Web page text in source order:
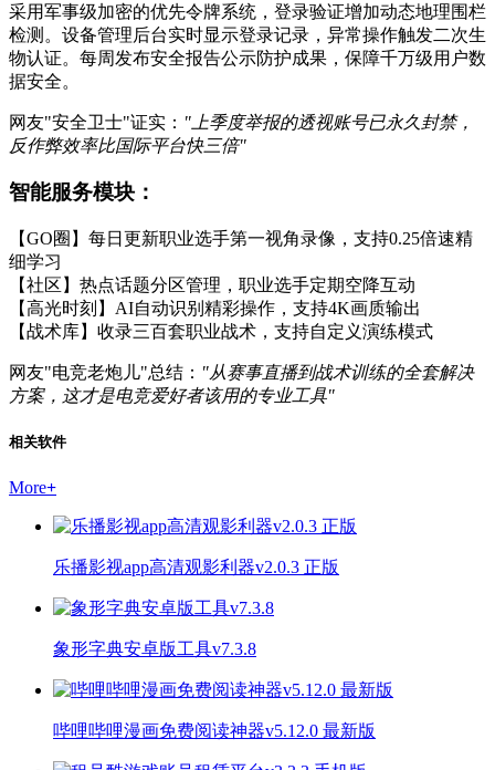
采用军事级加密的优先令牌系统，登录验证增加动态地理围栏
检测。设备管理后台实时显示登录记录，异常操作触发二次生
物认证。每周发布安全报告公示防护成果，保障千万级用户数
据安全。
网友"安全卫士"证实： "上季度举报的透视账号已永久封禁，
反作弊效率比国际平台快三倍"
智能服务模块：
【GO圈】每日更新职业选手第一视角录像，支持0.25倍速精
细学习
【社区】热点话题分区管理，职业选手定期空降互动
【高光时刻】AI自动识别精彩操作，支持4K画质输出
【战术库】收录三百套职业战术，支持自定义演练模式
网友"电竞老炮儿"总结： "从赛事直播到战术训练的全套解决
方案，这才是电竞爱好者该用的专业工具"
相关软件
More+
乐播影视app高清观影利器v2.0.3 正版
象形字典安卓版工具v7.3.8
哔哩哔哩漫画免费阅读神器v5.12.0 最新版